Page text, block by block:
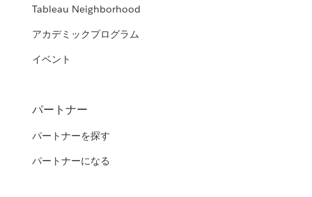
Tableau Neighborhood
アカデミックプログラム
イベント
パートナー
パートナーを探す
パートナーになる